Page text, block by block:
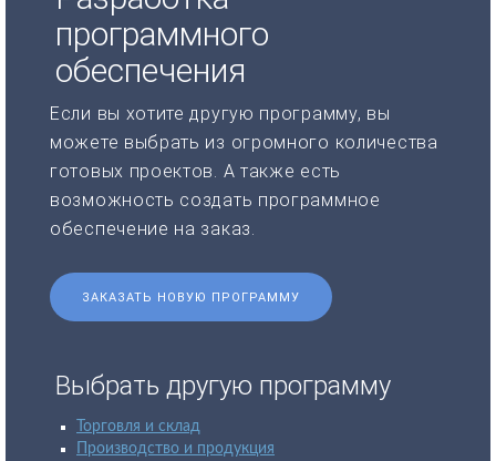
программного
обеспечения
Если вы хотите другую программу, вы
можете выбрать из огромного количества
готовых проектов. А также есть
возможность создать программное
обеспечение на заказ.
ЗАКАЗАТЬ НОВУЮ ПРОГРАММУ
Выбрать другую программу
Торговля и склад
Производство и продукция